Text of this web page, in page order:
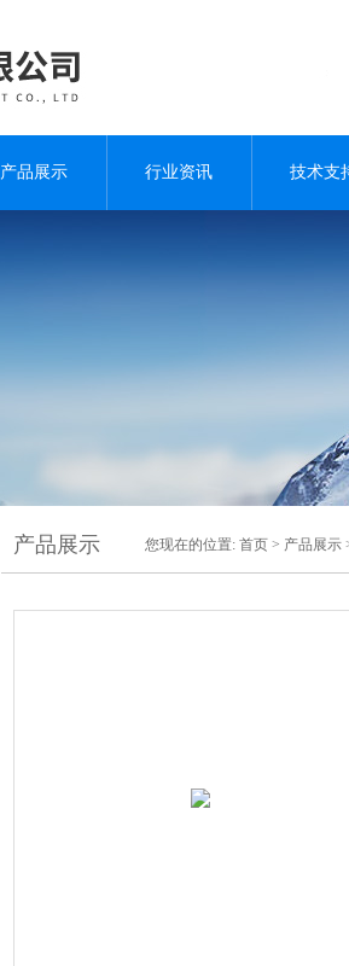
产品展示 行业资讯 技术支
产品展示 您现在的位置: 首页 > 产品展示